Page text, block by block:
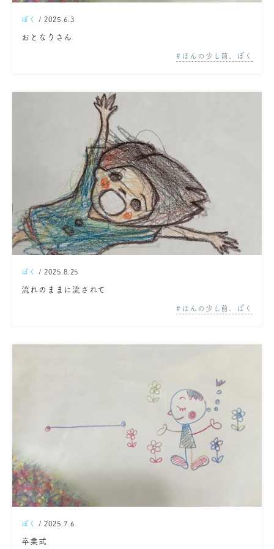
ぼく / 2025.6.3
おとなりさん
ほんの少し前、ぼく
ぼく / 2025.8.25
流れのままに流されて
ほんの少し前、ぼく
ぼく / 2025.7.6
卒業式